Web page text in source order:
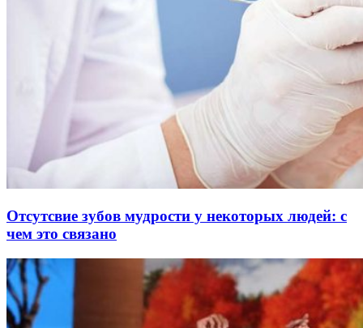
Отсутсвие зубов мудрости у некоторых людей: с
чем это связано